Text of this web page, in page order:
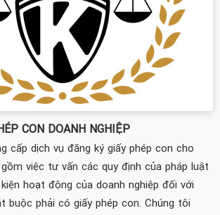
CON DOANH NGHIỆP
cấp dịch vụ đăng ký giấy phép con cho
việc tư vấn các quy định của pháp luật
hoạt động của doanh nghiệp đối với
buộc phải có giấy phép con. Chúng tôi